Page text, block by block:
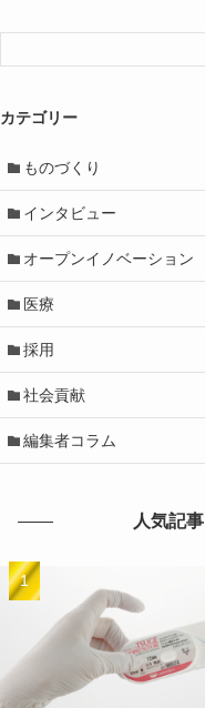
カテゴリー
ものづくり
インタビュー
オープンイノベーション
医療
採用
社会貢献
編集者コラム
人気記事